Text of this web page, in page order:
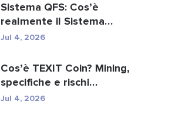
Sistema QFS: Cos’è
realmente il Sistema
Finanziario Quantistico...
Jul 4, 2026
Cos’è TEXIT Coin? Mining,
specifiche e rischi
normativi di TXC.
Jul 4, 2026